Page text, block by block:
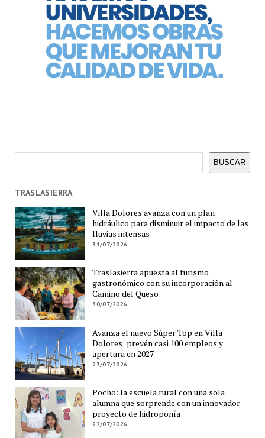
BUSCAR
TRASLASIERRA
Villa Dolores avanza con un plan
hidráulico para disminuir el impacto de las
lluvias intensas
31/07/2026
Traslasierra apuesta al turismo
gastronómico con su incorporación al
Camino del Queso
30/07/2026
Avanza el nuevo Súper Top en Villa
Dolores: prevén casi 100 empleos y
apertura en 2027
23/07/2026
Pocho: la escuela rural con una sola
alumna que sorprende con un innovador
proyecto de hidroponía
22/07/2026